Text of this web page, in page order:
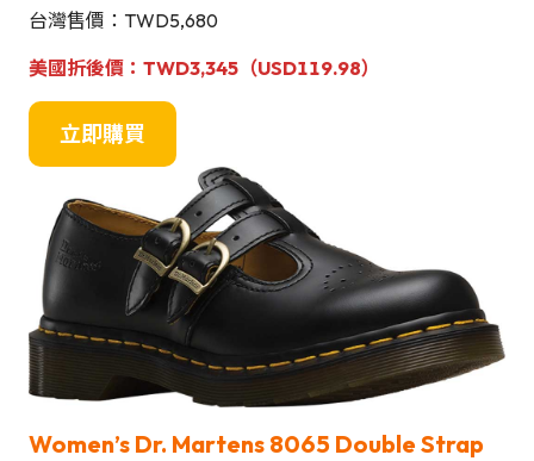
台灣售價：TWD5,680
美國折後價：TWD3,345（USD119.98）
立即購買
Women’s Dr. Martens 8065 Double Strap